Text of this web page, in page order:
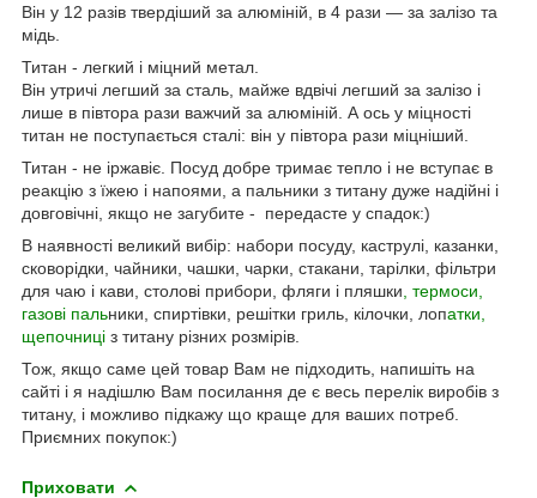
Він у 12 разів твердіший за алюміній, в 4 рази — за залізо та
мідь.
Титан - легкий і міцний метал.
Він утричі легший за сталь, майже вдвічі легший за залізо і
лише в півтора рази важчий за алюміній. А ось у міцності
титан не поступається сталі: він у півтора рази міцніший.
Титан - не іржавіє. Посуд добре тримає тепло і не вступає в
реакцію з їжею і напоями, а пальники з титану дуже надійні і
довговічні, якщо не загубите - передасте у спадок:)
В наявності великий вибір: набори посуду, каструлі, казанки,
сковорідки, чайники, чашки, чарки, стакани, тарілки, фільтри
для чаю і кави, столові прибори, фляги і пляшки , термоси,
газові пальники, спиртівки, решітки гриль, кілочки, лопатки,
щепочниці з титану різних розмірів.
Тож, якщо саме цей товар Вам не підходить, напишіть на
сайті і я надішлю Вам посилання де є весь перелік виробів з
титану, і можливо підкажу що краще для ваших потреб.
Приємних покупок:)
Приховати